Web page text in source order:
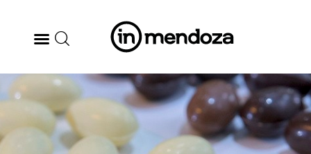
BODEGAS
GASTRONOMÍA